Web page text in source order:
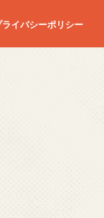
ライバシーポリシー